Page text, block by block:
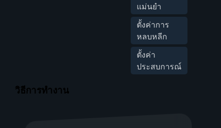
แม่นยำ
ตั้งค่าการ
หลบหลีก
ตั้งค่า
ประสบการณ์
วิธีการทำงาน